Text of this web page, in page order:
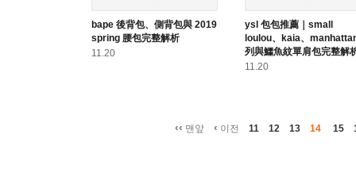
bape 後背包、側背包與 2019
spring 腰包完整解析
11.20
ysl 包包推薦｜small
loulou、kaia、
列與鱷魚紋單肩包完整解
11.20
‹‹ 맨앞 ‹ 이전 11 12 13 14 15